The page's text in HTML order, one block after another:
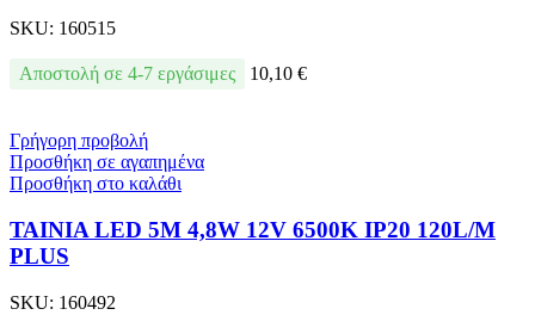
SKU: 160515
Αποστολή σε 4-7 εργάσιμες 10,10 €
Γρήγορη προβολή
Προσθήκη σε αγαπημένα
Προσθήκη στο καλάθι
ΤΑΙΝΙΑ LED 5Μ 4,8W 12V 6500K IP20 120L/M
PLUS
SKU: 160492